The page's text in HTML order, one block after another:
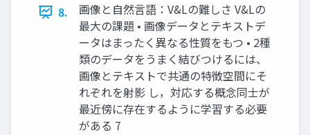
8.
画像と自然言語：V&Lの難しさ V&Lの
最大の課題 • 画像データとテキストデ
ータはまったく異なる性質をもつ • 2種
類のデータをうまく結びつけるには、
画像とテキストで共通の特徴空間にそ
れぞれを射影 し，対応する概念同士が
最近傍に存在するように学習する必要
がある 7